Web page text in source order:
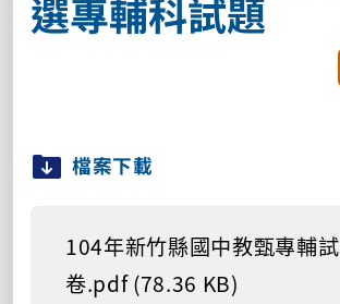
選專輔科試題
檔案下載
104年新竹縣國中教甄專輔試
卷.pdf (78.36 KB)